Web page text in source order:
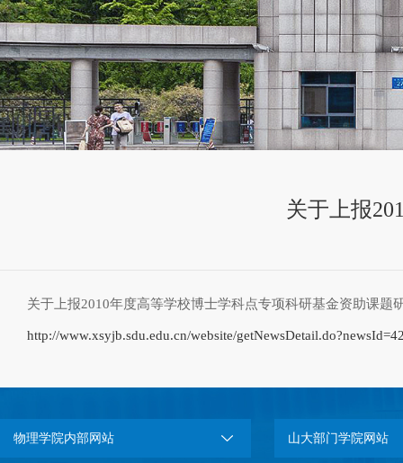
关于上报
关于上报2010年度高等学校博士学科点专项科研基金资助课题
http://www.xsyjb.sdu.edu.cn/website/
物理学院内部网站 山大部门学院网站